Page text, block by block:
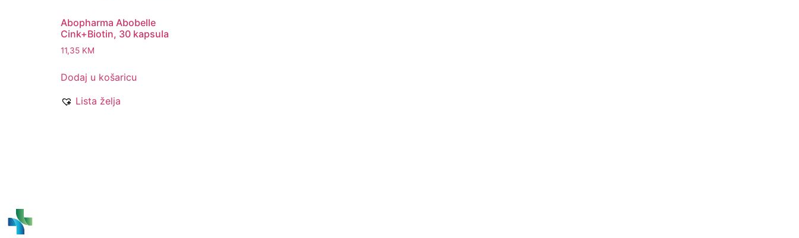
Abopharma Abobelle
Cink+Biotin, 30 kapsula
11,35 KM
Dodaj u košaricu
Lista želja